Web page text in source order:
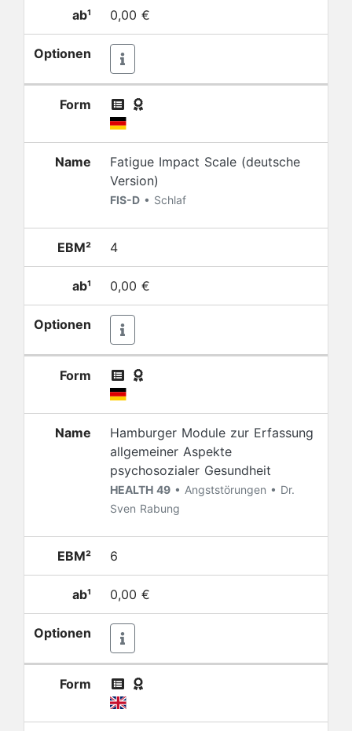
ab¹ 0,00 €
Optionen
Form
Name
Fatigue Impact Scale (deutsche
Version)
FIS-D • Schlaf
EBM² 4
ab¹ 0,00 €
Optionen
Form
Name
Hamburger Module zur Erfassung
allgemeiner Aspekte
psychosozialer Gesundheit
HEALTH 49 • Angststörungen • Dr.
Sven Rabung
EBM² 6
ab¹ 0,00 €
Optionen
Form